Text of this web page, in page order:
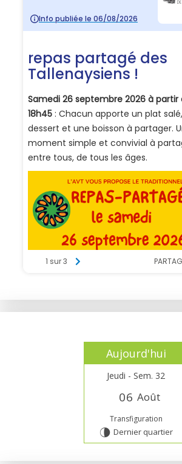
Aujourd'hui
Jeudi - Sem. 32
06 Août
Transfiguration
U Dernier quartier